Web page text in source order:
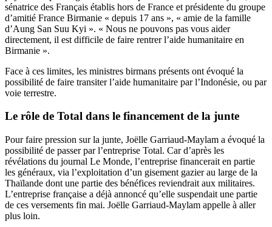
sénatrice des Français établis hors de France et présidente du groupe
d’amitié France Birmanie « depuis 17 ans », « amie de la famille
d’Aung San Suu Kyi ». « Nous ne pouvons pas vous aider
directement, il est difficile de faire rentrer l’aide humanitaire en
Birmanie ».
Face à ces limites, les ministres birmans présents ont évoqué la
possibilité de faire transiter l’aide humanitaire par l’Indonésie, ou par
voie terrestre.
Le rôle de Total dans le financement de la junte
Pour faire pression sur la junte, Joëlle Garriaud-Maylam a évoqué la
possibilité de passer par l’entreprise Total. Car d’après les
révélations du journal Le Monde, l’entreprise financerait en partie
les généraux, via l’exploitation d’un gisement gazier au large de la
Thaïlande dont une partie des bénéfices reviendrait aux militaires.
L’entreprise française a déjà annoncé qu’elle suspendait une partie
de ces versements fin mai. Joëlle Garriaud-Maylam appelle à aller
plus loin.